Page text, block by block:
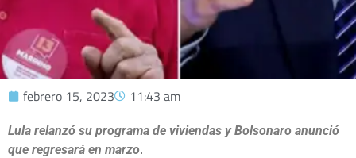
febrero 15, 2023 11:43 am
Lula relanzó su programa de viviendas y Bolsonaro anunció
que regresará en marzo.